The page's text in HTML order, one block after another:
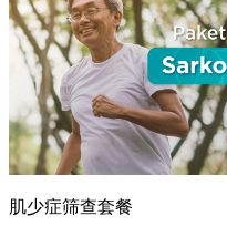
肌少症筛查套餐